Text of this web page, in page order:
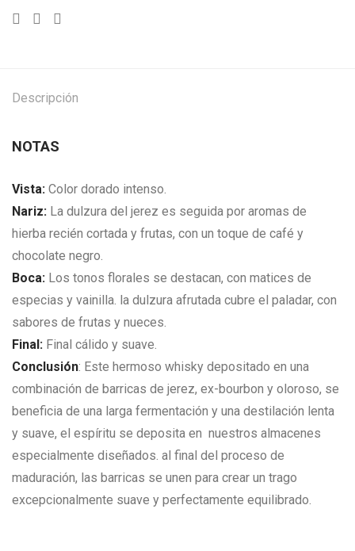
Descripción
NOTAS
Vista: Color dorado intenso.
Nariz: La dulzura del jerez es seguida por aromas de
hierba recién cortada y frutas, con un toque de café y
chocolate negro.
Boca: Los tonos florales se destacan, con matices de
especias y vainilla. la dulzura afrutada cubre el paladar, con
sabores de frutas y nueces.
Final: Final cálido y suave.
Conclusión: Este hermoso whisky depositado en una
combinación de barricas de jerez, ex-bourbon y oloroso, se
beneficia de una larga fermentación y una destilación lenta
y suave, el espíritu se deposita en nuestros almacenes
especialmente diseñados. al final del proceso de
maduración, las barricas se unen para crear un trago
excepcionalmente suave y perfectamente equilibrado.